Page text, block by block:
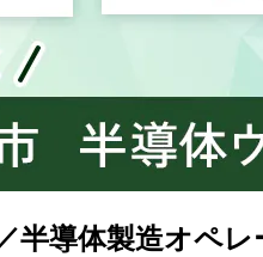
導体製造オペレ